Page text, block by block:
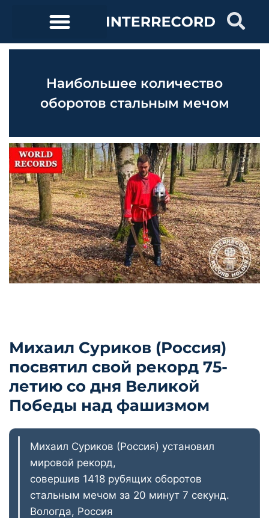
Наибольшее количество
оборотов стальным мечом
Михаил Суриков (Россия)
посвятил свой рекорд 75-
летию со дня Великой
Победы над фашизмом
Михаил Суриков (Россия) установил
мировой рекорд,
совершив 1418 рубящих оборотов
стальным мечом за 20 минут 7 секунд.
Вологда, Россия